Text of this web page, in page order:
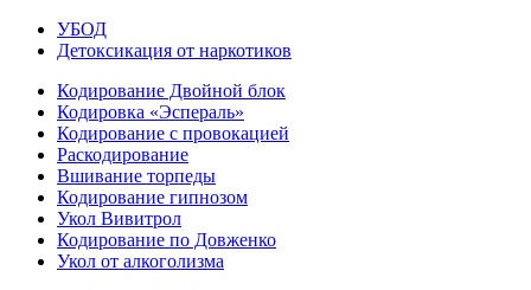
УБОД
Детоксикация от наркотиков
Кодирование Двойной блок
Кодировка «Эспераль»
Кодирование с провокацией
Раскодирование
Вшивание торпеды
Кодирование гипнозом
Укол Вивитрол
Кодирование по Довженко
Укол от алкоголизма